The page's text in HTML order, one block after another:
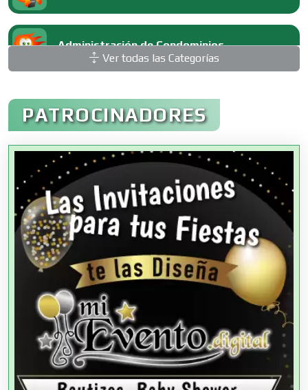
Administración de Condominios
Administración de Empresas
Agencias Aduanales
Agencias de Autos
Agencias de Cobranza
Agencias de Colocación
Agencias de Modelos
Ver todas las Categorías
PATROCINADORES